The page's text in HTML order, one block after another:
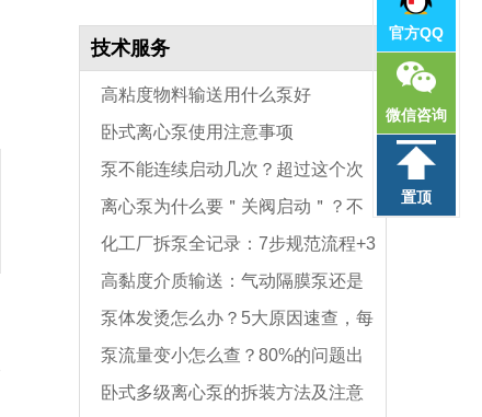
官方QQ
微信咨询
置顶
技术服务
高粘度物料输送用什么泵好
卧式离心泵使用注意事项
泵不能连续启动几次？超过这个次
数，电机必坏
离心泵为什么要＂关阀启动＂？不
是怕烧电机，而是这个原因
化工厂拆泵全记录：7步规范流程+3
个关键诊断点
高黏度介质输送：气动隔膜泵还是
单螺杆泵?关键看这3个参数
泵体发烫怎么办？5大原因速查，每
种原因处理方法不同
泵流量变小怎么查？80%的问题出
在入口侧，先查这3项
卧式多级离心泵的拆装方法及注意